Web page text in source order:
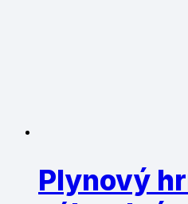
Plynový